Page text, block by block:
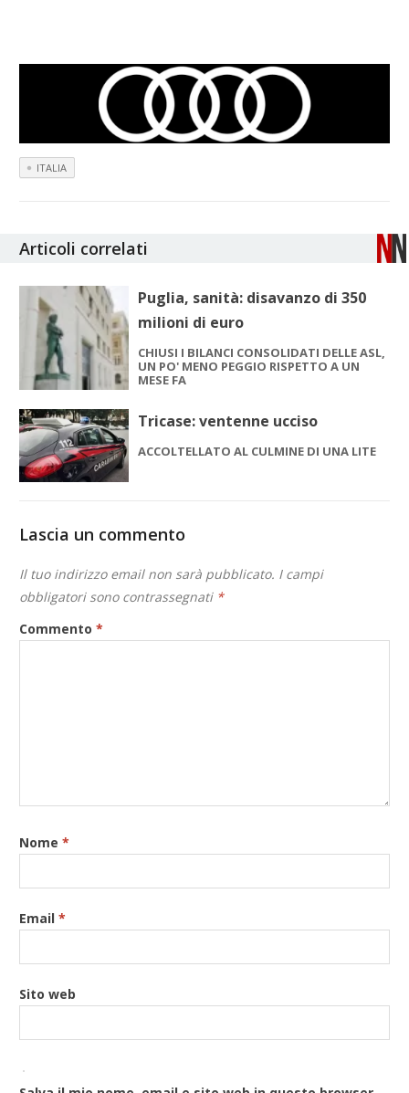
ITALIA
Articoli correlati
Puglia, sanità: disavanzo di 350
milioni di euro
CHIUSI I BILANCI CONSOLIDATI DELLE ASL,
UN PO' MENO PEGGIO RISPETTO A UN
MESE FA
Tricase: ventenne ucciso
ACCOLTELLATO AL CULMINE DI UNA LITE
Lascia un commento
Il tuo indirizzo email non sarà pubblicato. I campi
obbligatori sono contrassegnati *
Commento*
Nome*
Email*
Sito web